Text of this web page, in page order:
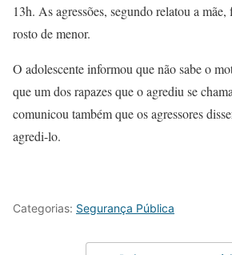
13h. As agressões, segundo relatou a
rosto de menor.
O adolescente informou que não sabe o
que um dos rapazes que o agrediu se
comunicou também que os agressores
agredi-lo.
Categorias: Segurança Pública